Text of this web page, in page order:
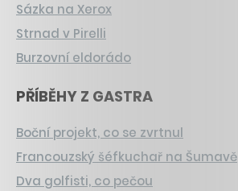
Sázka na Xerox
Strnad v Pirelli
Burzovní eldorádo
PŘÍBĚHY Z GASTRA
Boční projekt, co se zvrtnul
Francouzský šéfkuchař na Šumavě
Dva golfisti, co pečou